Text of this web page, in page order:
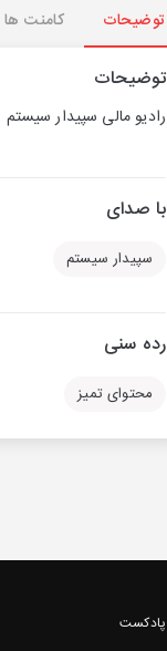
توضیحات کامنت ها
توضیحات
رادیو مالی سپیدار
با صدای
سپیدار سیستم
رده سنی
محتوای تمیز
پادکست